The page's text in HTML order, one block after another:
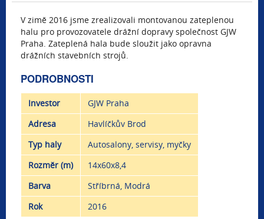
V zimě 2016 jsme zrealizovali montovanou zateplenou
halu pro provozovatele drážní dopravy společnost GJW
Praha. Zateplená hala bude sloužit jako opravna
drážních stavebních strojů.
PODROBNOSTI
Investor
GJW Praha
Adresa
Havlíčkův Brod
Typ haly
Autosalony, servisy, myčky
Rozměr (m)
14x60x8,4
Barva
Stříbrná, Modrá
Rok
2016